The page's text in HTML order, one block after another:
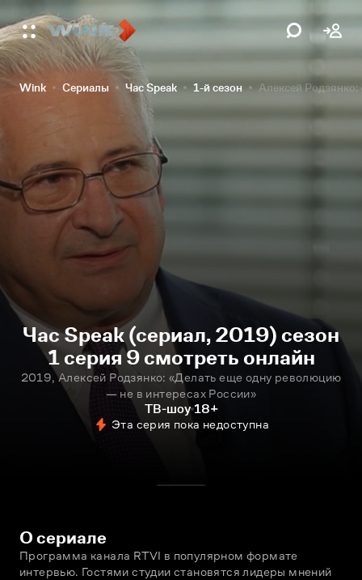
Wink Сериалы Час Speak 1-й сезон Алексей
Час Speak (сериал, 2019) сезон
1 серия 9 смотреть онлайн
2019, Алексей Родзянко: «Делать еще одну революцию
— не в интересах России»
ТВ-шоу 18+
Эта серия пока недоступна
О сериале
Программа канала RTVI в популярном формате
интервью. Гостями студии становятся лидеры мнений